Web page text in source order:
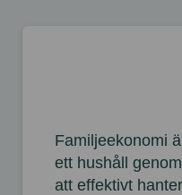
Familjeekonomi
ett hushåll
att effektivt